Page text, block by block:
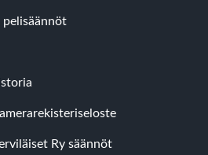
pelisäännöt
Ry säännöt